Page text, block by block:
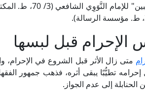
الحنفي (2/ 144، ط. دار الكتب العلمية)،
قبل لبسها
متى زال الأثر قبل الشروع في الإحرام،
تطيُّبًا يبقى أثره، فذهب جمهور
الحنابلة إلى عدم الجواز.